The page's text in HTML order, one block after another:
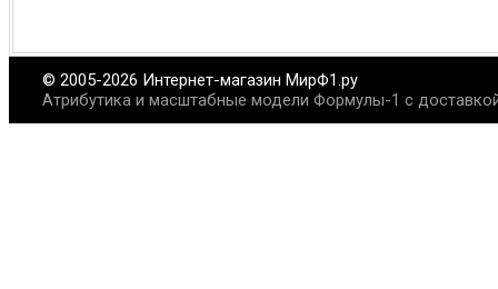
© 2005-2026 Интернет-магазин МирФ1.ру
Атрибутика и масштабные модели Формулы-1 с